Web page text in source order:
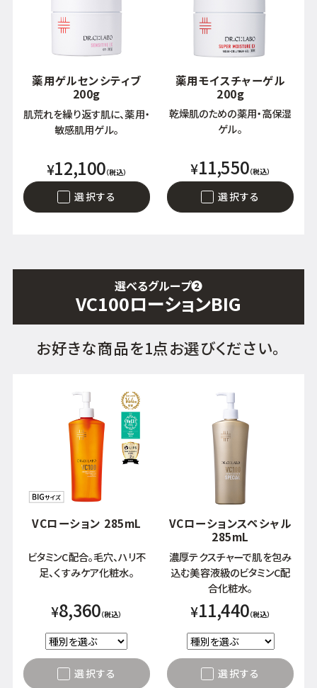
薬用ゲルセンシティブ
200g
肌荒れを繰り返す肌に、薬用・
敏感肌用ゲル。
¥12,100（税込）
選択する
薬用モイスチャーゲル
200g
乾燥肌のための薬用・高保湿
ゲル。
¥11,550（税込）
選択する
選べるグループ❷
VC100ローションBIG
お好きな商品を1点お選びください。
VCローション 285mL
ビタミンC配合。毛穴、ハリ不
足、くすみケア化粧水。
¥8,360（税込）
選択する
VCローションスペシャル
285mL
濃厚テクスチャーで肌を包み
込む美容液級のビタミンC配
合化粧水。
¥11,440（税込）
選択する